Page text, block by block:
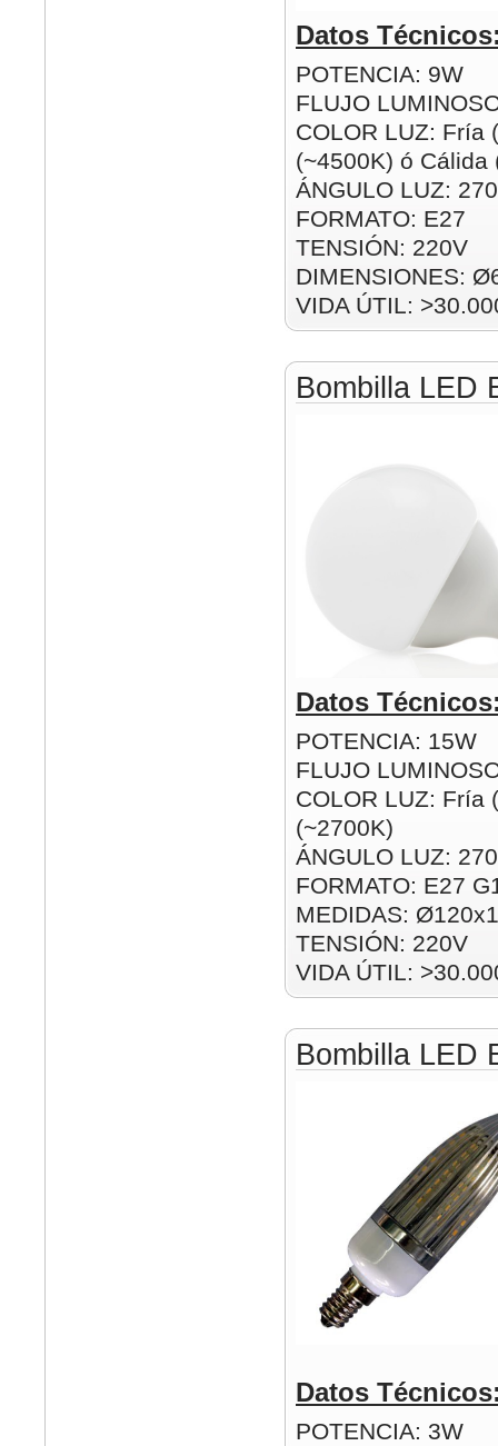
Datos
POTENCIA: 9W
FLUJO
COLOR LUZ: Fría
(~4500K) ó Cálida
ÁNGULO LUZ:
FORMATO: E27
TENSIÓN: 220V
DIMENSIONES:
VIDA ÚTIL:
Bombilla LED
Datos
POTENCIA: 15W
FLUJO
COLOR LUZ: Fría
(~2700K)
ÁNGULO LUZ:
FORMATO: E27
MEDIDAS:
TENSIÓN: 220V
VIDA ÚTIL:
Bombilla LED
Datos
POTENCIA: 3W